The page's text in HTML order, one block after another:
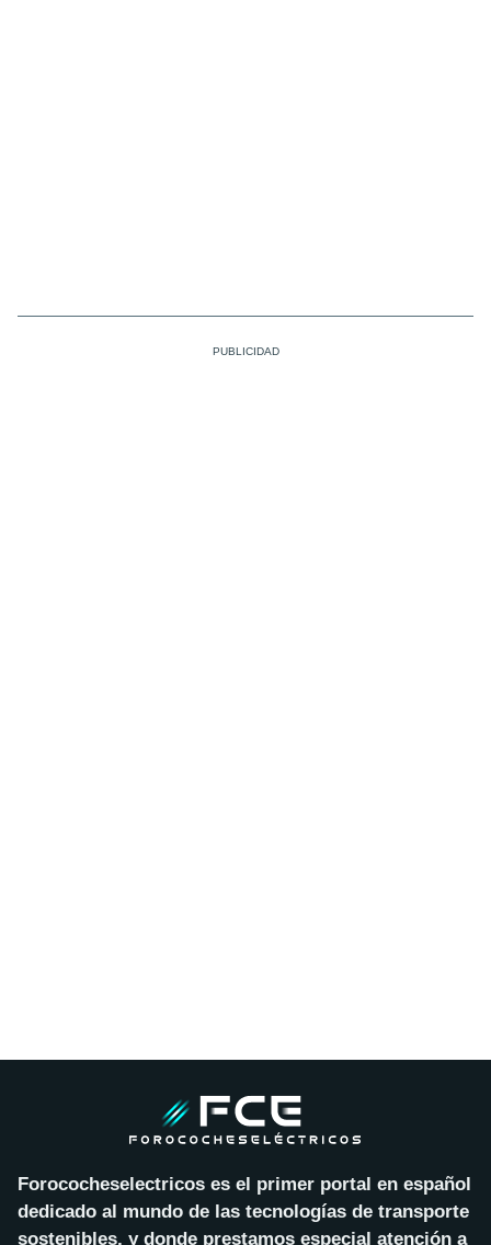
Forococheselectricos es el primer portal en español
dedicado al mundo de las tecnologías de transporte
sostenibles, y donde prestamos especial atención a